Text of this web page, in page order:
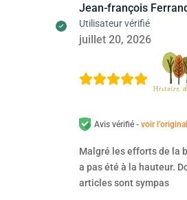
Jean-françois
Utilisateur vérifié
juillet 20, 2026
Avis vérifié - voir l’original
Malgré les efforts de la
a pas été à la hauteur.
articles sont sympas